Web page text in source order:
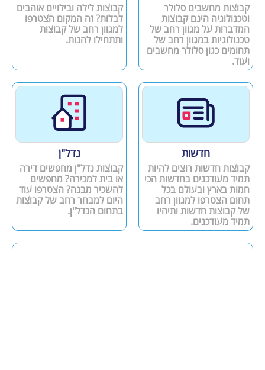
קבוצות מחשבים סלולר
וטכנולוגיה הינם קבוצות
המדברות על מגוון רחב של
טכנולוגיות במגוון רחב של
תחומים כגון סלולר מחשבים
ועוד.
קבוצות לילה ובילויים אוהבים
לבלות? זה המקום הצטרפו
למגוון רחב של קבוצות
ותתחילו להנות.
חדשות
קבוצות חדשות רוצים להיות
תמיד מעודכנים בחדשות הכי
חמות בארץ ובעולם בכל
תחום הצטרפו למגוון רחב
של קבוצות חדשות ותיהיו
תמיד מעודכנים.
נדל"ן
קבוצות נדל"ן מחפשים דירה
או בית למכירה? מחפשים
להשכיר מבנה? הצטרפו עוד
היום למבחר רחב של קבוצות
בתחום הנדל"ן.